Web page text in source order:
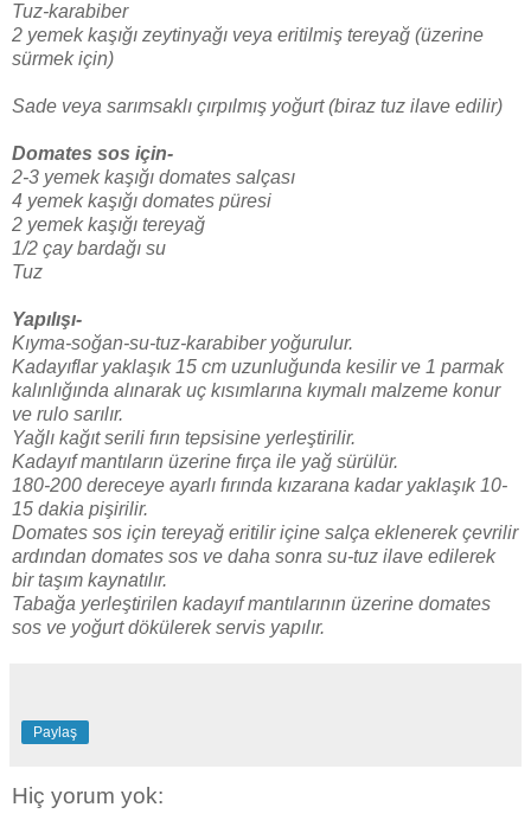
Tuz-karabiber
2 yemek kaşığı zeytinyağı veya eritilmiş tereyağ (üzerine
sürmek için)
Sade veya sarımsaklı çırpılmış yoğurt (biraz tuz ilave edilir)
Domates sos için-
2-3 yemek kaşığı domates salçası
4 yemek kaşığı domates püresi
2 yemek kaşığı tereyağ
1/2 çay bardağı su
Tuz
Yapılışı-
Kıyma-soğan-su-tuz-karabiber yoğurulur.
Kadayıflar yaklaşık 15 cm uzunluğunda kesilir ve 1 parmak
kalınlığında alınarak uç kısımlarına kıymalı malzeme konur
ve rulo sarılır.
Yağlı kağıt serili fırın tepsisine yerleştirilir.
Kadayıf mantıların üzerine fırça ile yağ sürülür.
180-200 dereceye ayarlı fırında kızarana kadar yaklaşık 10-
15 dakia pişirilir.
Domates sos için tereyağ eritilir içine salça eklenerek çevrilir
ardından domates sos ve daha sonra su-tuz ilave edilerek
bir taşım kaynatılır.
Tabağa yerleştirilen kadayıf mantılarının üzerine domates
sos ve yoğurt dökülerek servis yapılır.
Paylaş
Hiç yorum yok: